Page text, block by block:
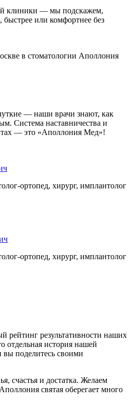
клиники — мы подскажем,
или комфортнее без
— наши врачи знают, как
Система наставничества и
— это «Аполлония Мед»!
ортопед, хирург, имплантолог
ортопед, хирург, имплантолог
рейтинг результативности наших
отдельная история нашей
поделитесь своими
счастья и достатка. Желаем
святая оберегает много